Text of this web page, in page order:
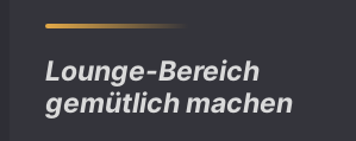
Lounge-Bereich
gemütlich machen